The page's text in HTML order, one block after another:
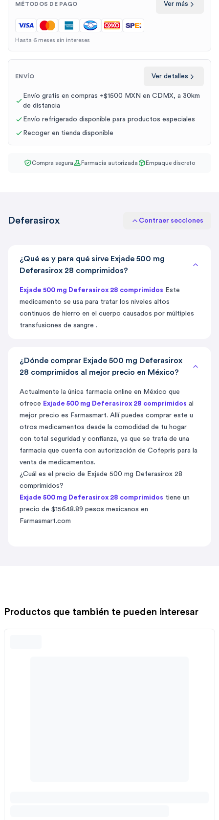
MÉTODOS DE PAGO Ver más
Hasta 6 meses sin intereses
ENVÍO Ver detalles
Envío gratis en compras +$1500 MXN en CDMX, a 30km
de distancia
Envío refrigerado disponible para productos especiales
Recoger en tienda disponible
Compra segura Farmacia autorizada Empaque discreto
Deferasirox Contraer secciones
¿Qué es y para qué sirve Exjade 500 mg
Deferasirox 28 comprimidos?
Exjade 500 mg Deferasirox 28 comprimidos Este
medicamento se usa para tratar los niveles altos
continuos de hierro en el cuerpo causados ​​por múltiples
transfusiones de sangre .
¿Dónde comprar Exjade 500 mg Deferasirox
28 comprimidos al mejor precio en México?
Actualmente la única farmacia online en México que
ofrece Exjade 500 mg Deferasirox 28 comprimidos al
mejor precio es Farmasmart. Allí puedes comprar este u
otros medicamentos desde la comodidad de tu hogar
con total seguridad y confianza, ya que se trata de una
farmacia que cuenta con autorización de Cofepris para la
venta de medicamentos.
¿Cuál es el precio de Exjade 500 mg Deferasirox 28
comprimidos?
Exjade 500 mg Deferasirox 28 comprimidos tiene un
precio de $15648.89 pesos mexicanos en
Farmasmart.com
Productos que también te pueden interesar